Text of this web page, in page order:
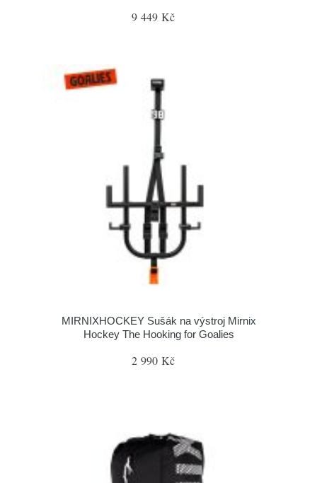
9 449 Kč
MIRNIXHOCKEY Sušák na výstroj Mirnix
Hockey The Hooking for Goalies
2 990 Kč